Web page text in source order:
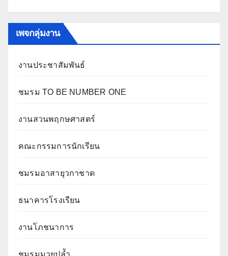
เพจกลุ่มงาน
งานประชาสัมพันธ์
ชมรม TO BE NUMBER ONE
งานสวนพฤกษศาสตร์
คณะกรรมการนักเรียน
ชมรมอาสายุวกาชาด
ธนาคารโรงเรียน
งานโภชนาการ